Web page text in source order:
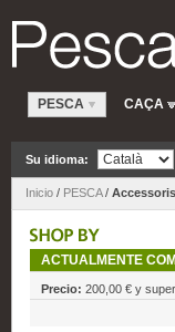
PESCA CAÇA
Su idioma:
Inicio / PESCA / Accessoris
ACTUALMENTE
Precio: 200,00 € y